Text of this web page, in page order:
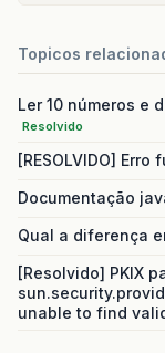
Topicos
Ler 10 números e
Resolvido
[RESOLVIDO]
Documentação
Qual a diferença
[Resolvido] PKIX
unable to find